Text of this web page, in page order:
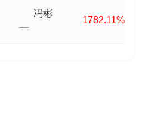
冯彬
—
1782.11%